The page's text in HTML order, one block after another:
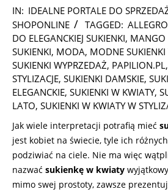
2025-
04-
01
IN: IDEALNE PORTALE DO
SHOPONLINE
TAGGED:
DO ELEGANCKIEJ SUKIENKI, MANGO
SUKIENKI, MODA, MODNE
SUKIENKI WYPRZEDAŻ, PAPILION.PL,
STYLIZACJE, SUKIENKI DAMSKIE,
ELEGANCKIE, SUKIENKI W KWIATY,
LATO, SUKIENKI W KWIATY W
Jak wiele interpretacji potrafią mieć
jest kobiet na świecie, tyle ich
podziwiać na ciele. Nie ma więc
nazwać sukienkę w kwiaty
mimo swej prostoty, zawsze